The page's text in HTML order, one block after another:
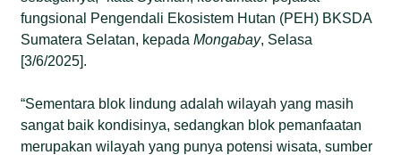
fungsional Pengendali Ekosistem Hutan (PEH) BKSDA
Sumatera Selatan, kepadaMongabay, Selasa
[3/6/2025].
“Sementara blok lindung adalah wilayah yang masih
sangat baik kondisinya, sedangkan blok pemanfaatan
merupakan wilayah yang punya potensi wisata, sumber